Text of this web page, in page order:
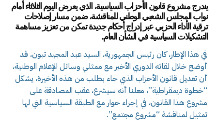
يندرج مشروع قانون الأحزاب السياسية، الذي يعرض اليوم الثلاثاء أمام
نواب المجلس الشعبي الوطني للمناقشة، ضمن مسار إصلاحات
ترقية الأداء الحزبي عبر إدراج أحكام جديدة تمكن من تعزيز مساهمة
التشكيلات السياسية في الشأن العام.
في هذا الإطار، كان رئيس الجمهورية، السيد عبد المجيد تبون، قد
أوضح خلال لقائه الدوري الأخير مع ممثلي وسائل الإعلام الوطنية،
أن تعديل قانون الأحزاب الذي جاء بطلب من هذه الأخيرة، يشكل
“خطوة ديمقراطية”، معلنا أنه سيشرع، عقب المصادقة على
مشروع هذا القانون، في إجراء حوار مع الطبقة السياسية التي لها
تمثيل لمناقشة “مشروع مجتمع”.